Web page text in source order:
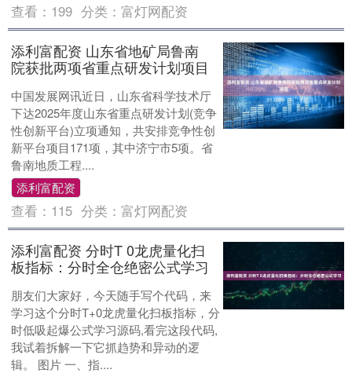
查看： 199 分类：富灯网配资
添利富配资 山东省地矿局鲁南
院获批两项省重点研发计划项目
中国发展网讯近日，山东省科学技术厅
下达2025年度山东省重点研发计划(竞争
性创新平台)立项通知，共安排竞争性创
新平台项目171项，其中济宁市5项。省
鲁南地质工程....
添利富配资
查看： 115 分类：富灯网配资
添利富配资 分时T 0龙虎量化扫
板指标：分时全仓绝密公式学习
朋友们大家好，今天随手写个代码，来
学习这个分时T+0龙虎量化扫板指标，分
时低吸起爆公式学习源码,看完这段代码,
我试着拆解一下它抓趋势和异动的逻
辑。 图片 一、指....